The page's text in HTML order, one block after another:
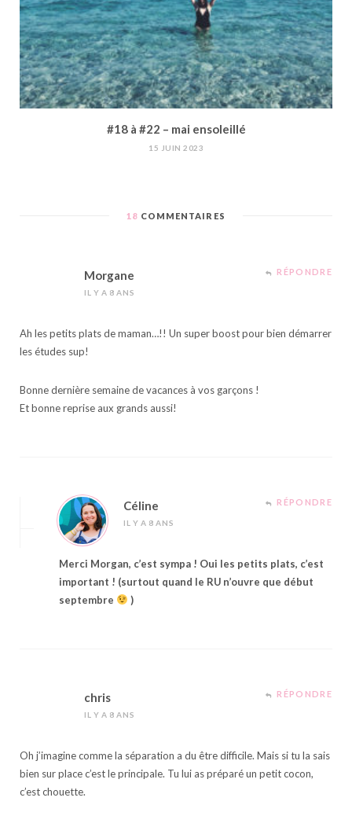
#18 à #22 – mai ensoleillé
15 JUIN 2023
18 COMMENTAIRES
Morgane
IL Y A 8 ANS
RÉPONDRE
Ah les petits plats de maman…!! Un super boost pour bien démarrer
les études sup!
Bonne dernière semaine de vacances à vos garçons !
Et bonne reprise aux grands aussi!
Céline
IL Y A 8 ANS
RÉPONDRE
Merci Morgan, c’est sympa ! Oui les petits plats, c’est
important ! (surtout quand le RU n’ouvre que début
septembre
)
chris
IL Y A 8 ANS
RÉPONDRE
Oh j’imagine comme la séparation a du être difficile. Mais si tu la sais
bien sur place c’est le principale. Tu lui as préparé un petit cocon,
c’est chouette.